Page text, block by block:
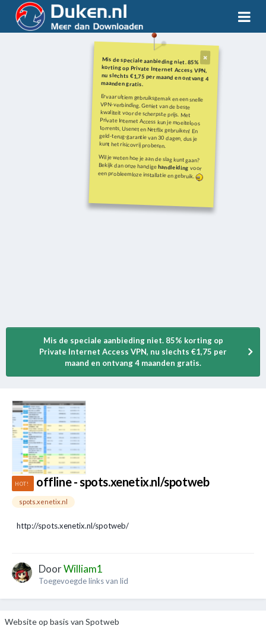
Mis de speciale aanbieding niet. 85%
korting op Private Internet Access VPN,
nu slechts €1,75 per maand en ontvang 4
maanden gratis.
Ervaar ultiem gebruiksgemak en een snelle
VPN-verbinding. Geniet van de beste
kwaliteit voor de scherpste prijs. Met
Private Internet Access kun je moeiteloos
torrents, Usenet en Netflix gebruiken! En
geld-terug-garantie van 30 dagen, dus je
kunt het risicovrij proberen.
Wil je weten hoe je aan de slag kunt gaan?
Bekijk dan onze handigehandleiding voor
een probleemloze installatie en gebruik.
Mis de speciale aanbieding niet. 85% korting op
Private Internet Access VPN, nu slechts €1,75 per
maand en ontvang 4 maanden gratis.
offline - spots.xenetix.nl/spotweb
spots.xenetix.nl
http://spots.xenetix.nl/spotweb/
DoorWilliam1
Toegevoegde links van lid
Website op basis van Spotweb